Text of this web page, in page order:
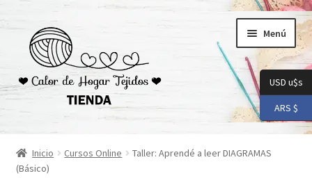
navegación
contenido
Menú
Inicio
Carrito
Inicio Cursos Online
Taller: Aprendé a leer DIAGRAMAS
(Básico)
USD u$s
ARS $